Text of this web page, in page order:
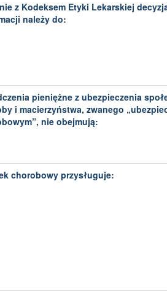
z Kodeksem Etyki Lekarskiej
należy do:
pieniężne z ubezpieczenia
i macierzyństwa, zwanego
nie obejmują:
chorobowy przysługuje: